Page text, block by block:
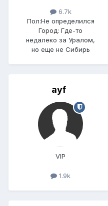
6.7k
Пол:Не определился
Город: Где-то
недалеко за Уралом,
но еще не Сибирь
ayf
VIP
1.9k